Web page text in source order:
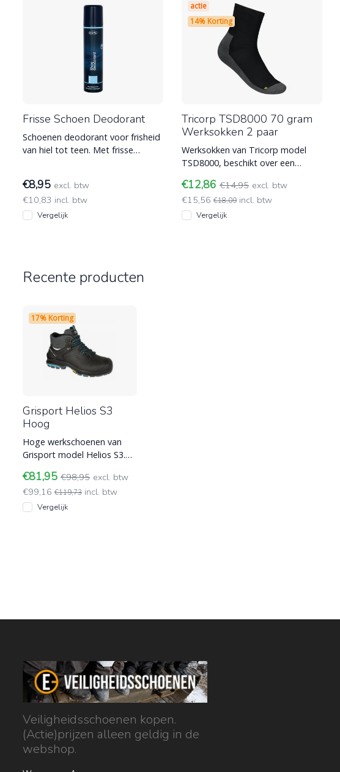
Frisse Schoen Deodorant
Schoenen deodorant voor frisheid
van hiel tot teen. Met frisse
€8,95 excl. btw
€10,83 incl. btw
Vergelijk
actie
14% Korting
Tricorp TSD8000 70 gram
Werksokken 2 paar
Werksokken van Tricorp model
TSD8000, beschikt over een
anti-bacteriël
€12,86 €14,95 excl. btw
€15,56 €18,09 incl. btw
Vergelijk
Recente producten
17% Korting
Grisport Helios S3
Hoog
Hoge werkschoenen van
Grisport model Helios S3.
werkschoenen hebben een
versteviging b
€81,95 €98,95 excl. btw
€99,16 €119,73 incl. btw
Vergelijk
Veiligheidsschoenen kopen.
(Actie)prijzen alleen geldig in de
webshop.